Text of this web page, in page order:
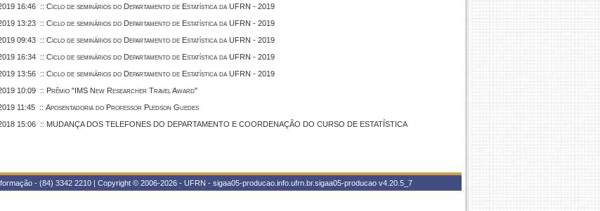
16:46 :: Ciclo de seminários do Departamento de Estatística da UFRN - 2019
13:23 :: Ciclo de seminários do Departamento de Estatística da UFRN - 2019
09:43 :: Ciclo de seminários do Departamento de Estatística da UFRN - 2019
16:34 :: Ciclo de seminários do Departamento de Estatística da UFRN - 2019
13:56 :: Ciclo de seminários do Departamento de Estatística da UFRN - 2019
10:09 :: Prêmio "IMS New Researcher Travel Award"
11:45 :: Aposentadoria do Professor Pledson Guedes
15:06 :: MUDANÇA DOS TELEFONES DO DEPARTAMENTO E COORDENAÇÃO DO CURSO DE ESTATÍSTICA
- (84) 3342 2210 | Copyright © 2006-2026 - UFRN - sigaa05-producao.info.ufrn.br.sigaa05-producao v4.20.5_7